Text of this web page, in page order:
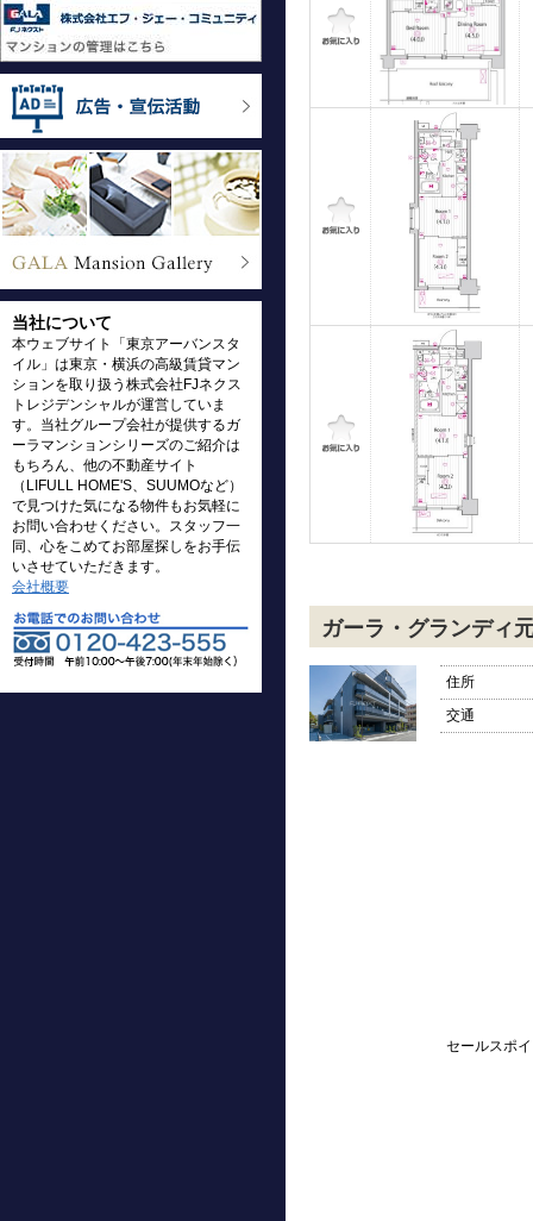
当社について
本ウェブサイト「東京アーバンスタ
イル」は東京・横浜の高級賃貸マン
ションを取り扱う株式会社FJネクス
トレジデンシャルが運営していま
す。当社グループ会社が提供するガ
ーラマンションシリーズのご紹介は
もちろん、他の不動産サイト
（LIFULL HOME'S、SUUMOなど）
で見つけた気になる物件もお気軽に
お問い合わせください。スタッフ一
同、心をこめてお部屋探しをお手伝
いさせていただきます。
会社概要
ガーラ・グランディ
住所
交通
セールスポ